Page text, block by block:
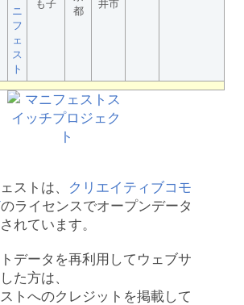
ニ
フ
ェ
ス
ト
も子
都
井市
ストは、
クリエイティブコモ
のライセンスでオープンデータ
れています。
データを再利用してウェブサ
た方は、
トへのクレジットを掲載して